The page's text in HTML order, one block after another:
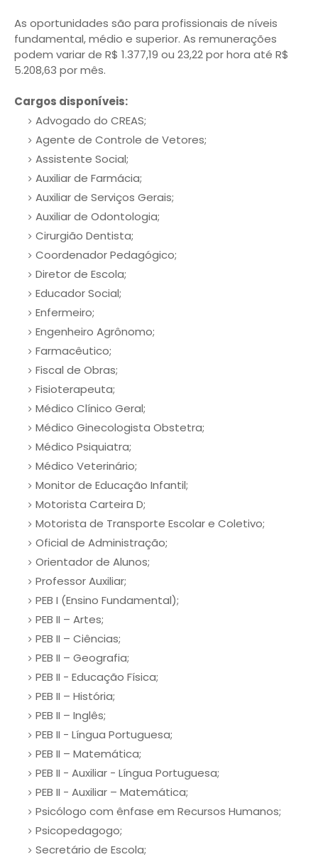
As oportunidades são para profissionais de níveis
fundamental, médio e superior. As remunerações
podem variar de R$ 1.377,19 ou 23,22 por hora até R$
5.208,63 por mês.
Cargos disponíveis:
Advogado do CREAS;
Agente de Controle de Vetores;
Assistente Social;
Auxiliar de Farmácia;
Auxiliar de Serviços Gerais;
Auxiliar de Odontologia;
Cirurgião Dentista;
Coordenador Pedagógico;
Diretor de Escola;
Educador Social;
Enfermeiro;
Engenheiro Agrônomo;
Farmacêutico;
Fiscal de Obras;
Fisioterapeuta;
Médico Clínico Geral;
Médico Ginecologista Obstetra;
Médico Psiquiatra;
Médico Veterinário;
Monitor de Educação Infantil;
Motorista Carteira D;
Motorista de Transporte Escolar e Coletivo;
Oficial de Administração;
Orientador de Alunos;
Professor Auxiliar;
PEB I (Ensino Fundamental);
PEB II – Artes;
PEB II – Ciências;
PEB II – Geografia;
PEB II - Educação Física;
PEB II – História;
PEB II – Inglês;
PEB II - Língua Portuguesa;
PEB II – Matemática;
PEB II - Auxiliar - Língua Portuguesa;
PEB II - Auxiliar – Matemática;
Psicólogo com ênfase em Recursos Humanos;
Psicopedagogo;
Secretário de Escola;